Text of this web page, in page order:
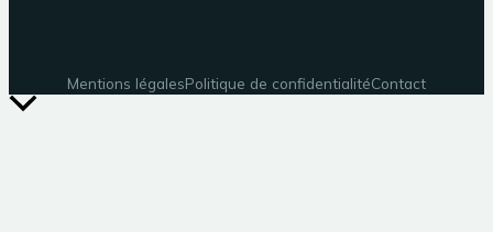
Mentions légalesPolitique de confidentialitéContact